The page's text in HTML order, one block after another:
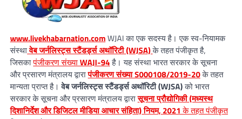
www.livekhabarnation.comWJAI का एक सदस्य है। एक स्व-नियामक
संस्थावेब जर्नलिस्ट्स स्टैंडर्ड्स अथॉरिटी (WJSA)के तहत पंजीकृत है,
जिसकापंजीकरण संख्याWAJI-94है। यह संस्था भारत सरकार के सूचना
और प्रसारण मंत्रालय द्वारापंजीकरण संख्या S000108/2019-20के तहत
मान्यता प्राप्त है।वेब जर्नलिस्ट्स स्टैंडर्ड्स अथॉरिटी (WJSA)को भारत
सरकार के सूचना और प्रसारण मंत्रालय द्वारासूचना प्रौद्योगिकी (मध्यस्थ
दिशानिर्देश और डिजिटल मीडिया आचार संहिता) नियम, 2021 के तहत पंजीकृत